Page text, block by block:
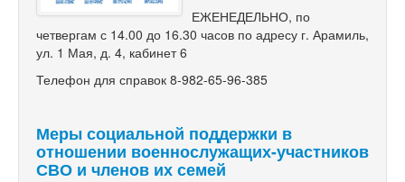
ЕЖЕНЕДЕЛЬНО, по
четвергам с 14.00 до 16.30 часов по адресу г. Арамиль,
ул. 1 Мая, д. 4, кабинет 6
Телефон для справок 8-982-65-96-385
Меры социальной поддержки в
отношении военнослужащих-участников
СВО и членов их семей